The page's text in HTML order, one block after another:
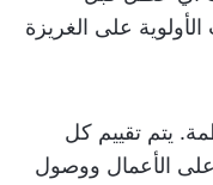
على الغريزة
يتم تقييم كل
على الأعمال ووصول